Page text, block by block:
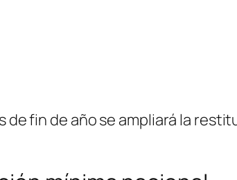
fin de año se ampliará la